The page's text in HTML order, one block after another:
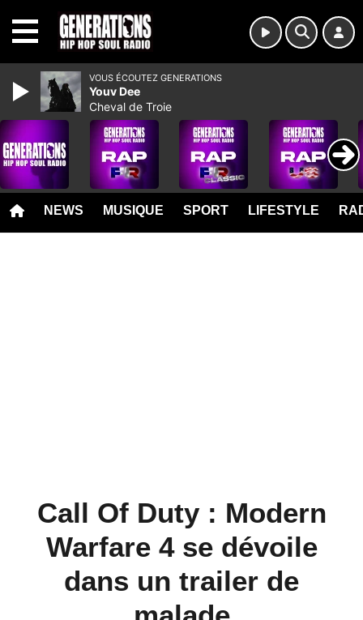
NEWS MUSIQUE SPORT LIFESTYLE
Call Of Duty : Modern
Warfare 4 se dévoile
dans un trailer de
VOUS ÉCOUTEZ GENERATIONS
Youv Dee
Cheval de Troie